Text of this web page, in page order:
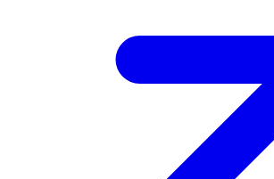
L1 - Mindset Architects